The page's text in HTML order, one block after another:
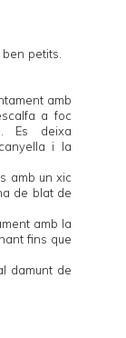
petits.
amb
a foc
Es deixa
i la
amb un xic
de blat de
amb la
fins que
damunt de